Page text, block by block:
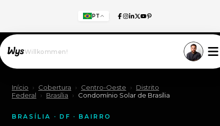
PT
Willkommen!
Início › Cobertura › Centro-Oeste ›
Distrito
Federal
› Brasília › Condomínio Solar de Brasília
BRASÍLIA · DF · BAIRRO